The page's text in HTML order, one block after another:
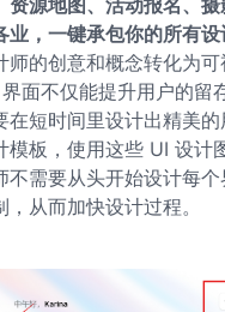
业，一键承包你的所有
师的创意和概念转化为
面不仅能提升用户的留
在短时间里设计出精美
模板，使用这些 UI 设计
不需要从头开始设计每
从而加快设计过程。